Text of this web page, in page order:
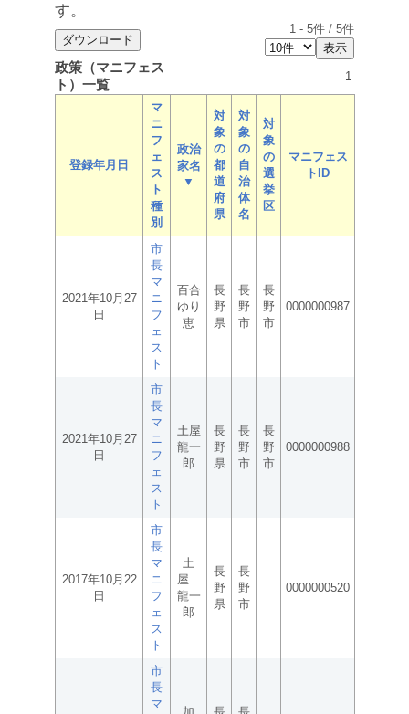
す。
1 - 5件 / 5件
政策（マニフェス
ト）一覧
1
登録年月日
マ
ニ
フ
ェ
ス
ト
種
別
政治
家名
▼
対
象
の
都
道
府
県
対
象
の
自
治
体
名
対
象
の
選
挙
区
マニフェス
トID
2021年10月27
日
市
長
マ
ニ
フ
ェ
ス
ト
百合
ゆり
恵
長
野
県
長
野
市
長
野
市
0000000987
2021年10月27
日
市
長
マ
ニ
フ
ェ
ス
ト
土屋
龍一
郎
長
野
県
長
野
市
長
野
市
0000000988
2017年10月22
日
市
長
マ
ニ
フ
ェ
ス
ト
土
屋
龍一
郎
長
野
県
長
野
市
0000000520
市
長
マ